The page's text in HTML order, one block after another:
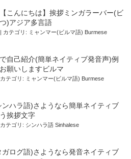
こんにちは】挨拶ミンガラーバー(ビ
)アジア多言語
カテゴリ: ミャンマー(ビルマ語) Burmese
自己紹介(簡単ネイティブ発音声)例
願いしますビルマ
カテゴリ: ミャンマー(ビルマ語) Burmese
ンハラ語)さようなら簡単ネイティブ
挨拶文字
カテゴリ: シンハラ語 Sinhalese
ガログ語)さようなら発音ネイティブ